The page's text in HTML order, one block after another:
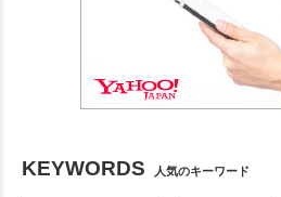
KEYWORDS 人気のキーワード